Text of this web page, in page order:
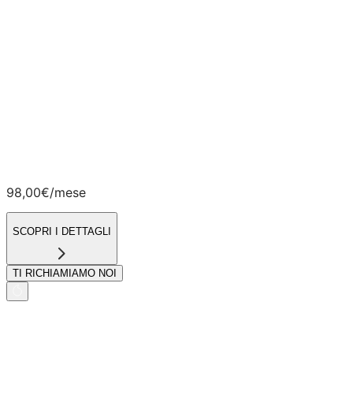
98,00€/mese
SCOPRI I DETTAGLI
TI RICHIAMIAMO NOI